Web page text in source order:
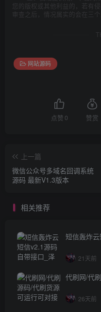
您的版权或其他利益的，若有
审查之后，情况属实的会在三个
网站源码
点赞 0 赞赏
上一篇
微信公众号多域名回调系统
源码 最新V1.3版本
相关推荐
短信轰炸
21天前
代刷网/代
26天前